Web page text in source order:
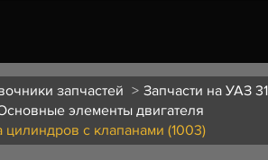
запчастей
Запчасти на УАЗ
элементы двигателя
цилиндров с клапанами (1003)